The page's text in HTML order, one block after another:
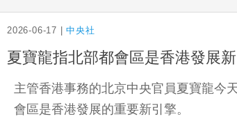
2026-06-17 |中央社
夏寶龍指北部都會區是香港發展
主管香港事務的北京中央官員夏寶龍今
會區是香港發展的重要新引擎。